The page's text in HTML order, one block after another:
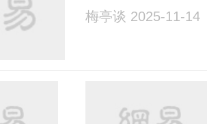
梅亭谈 2025-11-14